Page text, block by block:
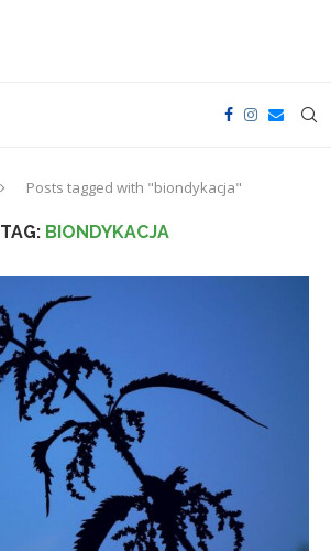
Posts tagged with "biondykacja"
TAG: BIONDYKACJA